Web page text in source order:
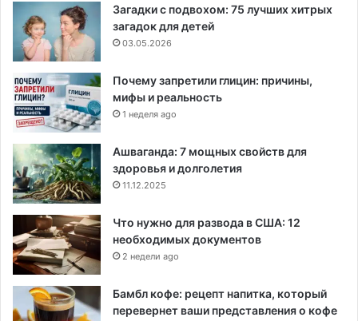
Загадки с подвохом: 75 лучших хитрых
загадок для детей
03.05.2026
Почему запретили глицин: причины,
мифы и реальность
1 неделя ago
Ашваганда: 7 мощных свойств для
здоровья и долголетия
11.12.2025
Что нужно для развода в США: 12
необходимых документов
2 недели ago
Бамбл кофе: рецепт напитка, который
перевернет ваши представления о кофе